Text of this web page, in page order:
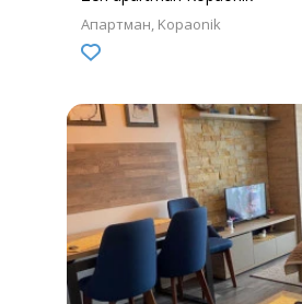
Апартман Kopaonik